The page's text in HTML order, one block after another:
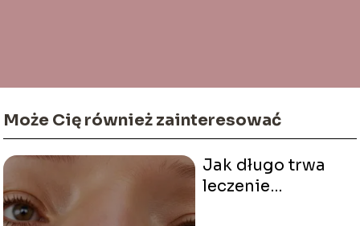
Może Cię również zainteresować
Jak długo trwa
leczenie